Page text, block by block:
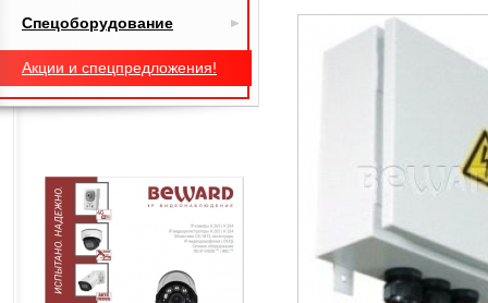
Спецоборудование
Акции и спецпредложения!